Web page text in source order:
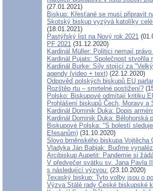
(27.01.2021)
Biskup: Křesťané se musí připravit
Skotský biskup vyzývá katolíky
(18.01.2021)
Pastýřský list na Nový rok 2021
PF 2021 (31.12.2020)
Kardinál Müller: Politici nemají
Kardinál Pujats: Společnost stvořila
Kardinál Burke: Síly stojící za
agendy (video + text) (22.12.2020)
Odpověď polských biskupů EU
Rozštěp rtu – smrtelné postižení?
Polsko: Biskupové odmítají kritiku
Prohlášení biskupů Čech, Moravy a
Kardinál Dominik Duka: Dopis
Kardinál Dominik Duka: Bělohorská
Biskupové Polska: "S bolestí
Efesanům) (31.10.2020)
Slovo brněnského biskupa
Vladyka Ján Babjak: Buďme
Arcibiskup Aupetit: Pandemie si
V předvečer svátku sv. Jana Pavla
s následující výzvou: (23.10.2020)
Texaský biskup: Tyto volby jsou o
Výzva Stálé rady České biskupské